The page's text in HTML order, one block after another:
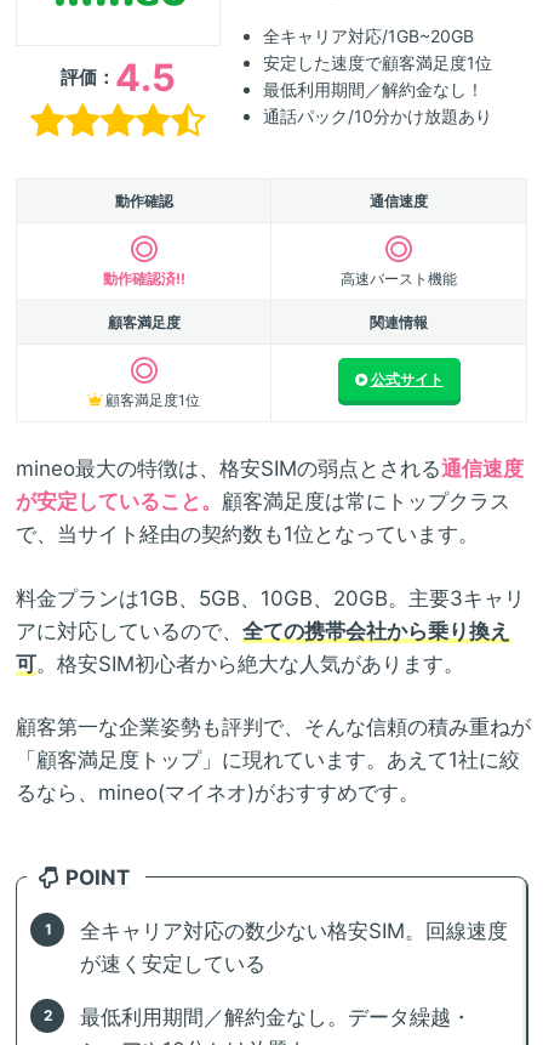
評価： 4.5
全キャリア対応/1GB~20GB
安定した速度で顧客満足度1位
最低利用期間／解約金なし！
通話パック/10分かけ放題あり
動作確認 通信速度
動作確認済!! 高速バースト機能
顧客満足度 関連情報
顧客満足度1位
公式サイト
mineo最大の特徴は、格安SIMの弱点とされる通信速度
が安定していること。 顧客満足度は常にトップクラス
で、当サイト経由の契約数も1位となっています。
料金プランは1GB、5GB、10GB、20GB。主要3キャリ
アに対応しているので、 全ての携帯会社から乗り換え
可。格安SIM初心者から絶大な人気があります。
顧客第一な企業姿勢も評判で、そんな信頼の積み重ねが
「顧客満足度トップ」に現れています。あえて1社に絞
るなら、mineo(マイネオ)がおすすめです。
POINT
全キャリア対応の数少ない格安SIM。回線速度
が速く安定している
最低利用期間／解約金なし。データ繰越・